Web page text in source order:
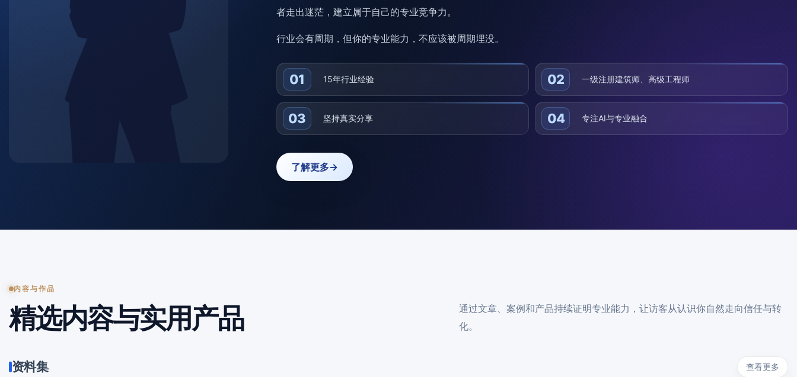
者走出迷茫，建立属于自己的专业竞争力。
行业会有周期，但你的专业能力，不应该被周期埋没。
01 15年行业经验 02 一级注册建筑师、高级工程师
03 坚持真实分享 04 专注AI与专业融合
了解更多→
内容与作品
精选内容与实用产品
通过文章、案例和产品持续证明专业能力，让访客从认识你自然走向信任与转
化。
资料集 查看更多